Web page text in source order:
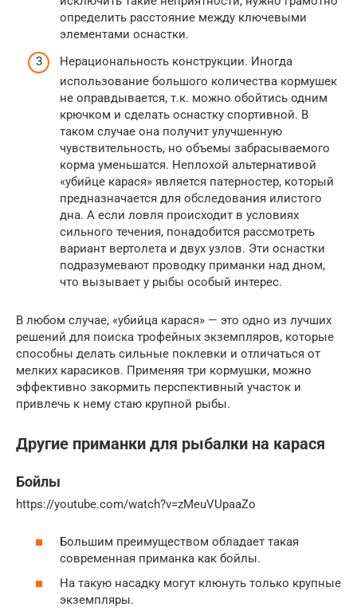
определить расстояние между ключевыми
элементами оснастки.
Нерациональность конструкции. Иногда
использование большого количества кормушек
не оправдывается, т.к. можно обойтись одним
крючком и сделать оснастку спортивной. В
таком случае она получит улучшенную
чувствительность, но объемы забрасываемого
корма уменьшатся. Неплохой альтернативой
«убийце карася» является патерностер, который
предназначается для обследования илистого
дна. А если ловля происходит в условиях
сильного течения, понадобится рассмотреть
вариант вертолета и двух узлов. Эти оснастки
подразумевают проводку приманки над дном,
что вызывает у рыбы особый интерес.
В любом случае, «убийца карася» — это одно из лучших
решений для поиска трофейных экземпляров, которые
способны делать сильные поклевки и отличаться от
мелких карасиков. Применяя три кормушки, можно
эффективно закормить перспективный участок и
привлечь к нему стаю крупной рыбы.
Другие приманки для рыбалки на карася
Бойлы
https://youtube.com/watch?v=zMeuVUpaaZo
Большим преимуществом обладает такая
современная приманка как бойлы.
На такую насадку могут клюнуть только крупные
экземпляры.